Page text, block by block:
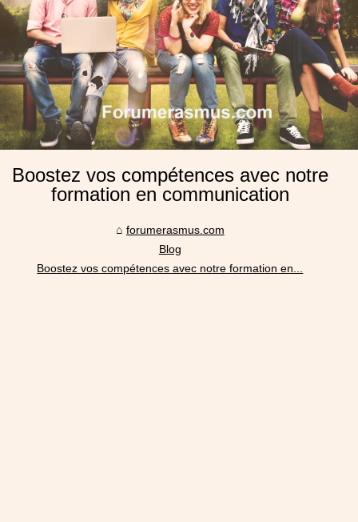
Boostez vos compétences avec notre
formation en communication
forumerasmus.com
Blog
Boostez vos compétences avec notre formation en...